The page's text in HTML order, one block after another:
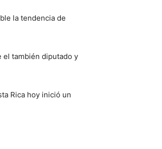
la tendencia de
el también diputado y
Rica hoy inició un